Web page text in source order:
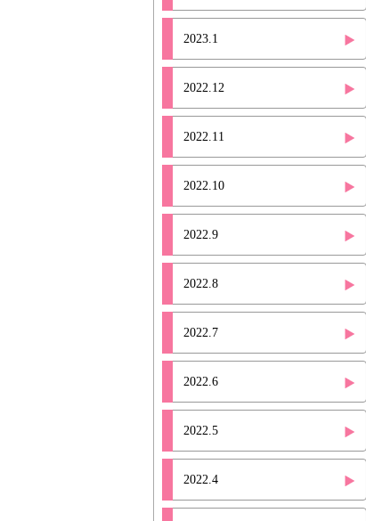
2023.1
2022.12
2022.11
2022.10
2022.9
2022.8
2022.7
2022.6
2022.5
2022.4